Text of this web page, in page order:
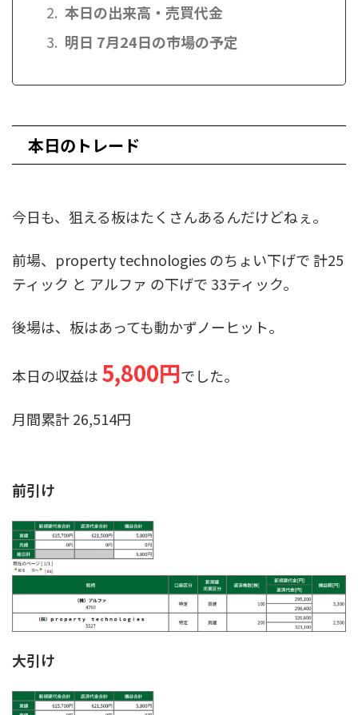
本日の出来高・売買代金
明日 7月24日の市場の予定
本日のトレード
今日も、狙える板はたくさんあるんだけどねぇ。
前場、property technologies のちょい下げで 計25
ティック と アルファ の下げで 33ティック。
後場は、板はあっても動かずノーヒット。
本日の収益は 5,800円でした。
月間累計 26,514円
前引け
大引け